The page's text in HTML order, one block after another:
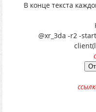
В конце текста
@xr_3da -r2 -